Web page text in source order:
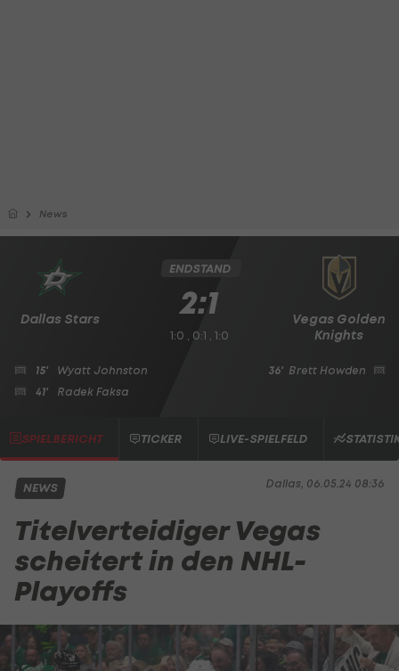
News
Dallas Stars
Vegas Golden
Knights
ENDSTAND
2:1
1:0 , 0:1 , 1:0
15'
Wyatt Johnston
41'
Radek Faksa
36' Brett Howden
SPIELBERICHT TICKER LIVE-SPIELFELD
Dallas, 06.05.24 08:36
NEWS
Titelverteidiger Vegas
scheitert in den NHL-
Playoffs